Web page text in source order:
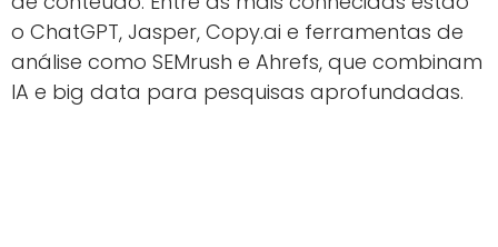
o ChatGPT, Jasper, Copy.ai e ferramentas de
análise como SEMrush e Ahrefs, que combinam
IA e big data para pesquisas aprofundadas.